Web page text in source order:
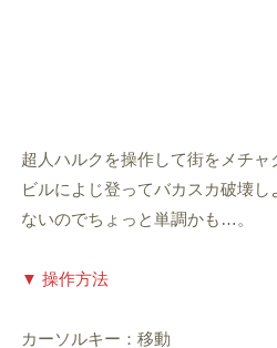
超人ハルクを操作して街をメチャ
ビルによじ登ってバカスカ破壊し
ないのでちょっと単調かも…。
▼ 操作方法
カーソルキー：移動